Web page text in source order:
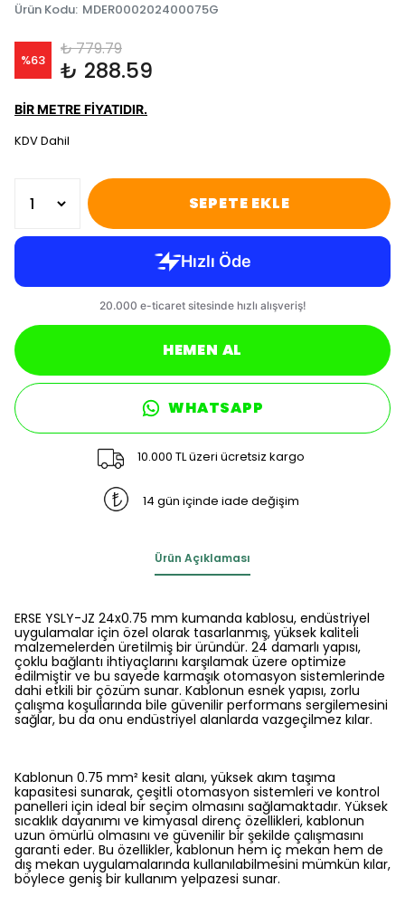
Ürün Kodu: MDER000202400075G
%63
₺ 779.79
₺ 288.59
BİR METRE FİYATIDIR.
KDV Dahil
SEPETE EKLE
HEMEN AL
WHATSAPP
10.000 TL üzeri ücretsiz kargo
14 gün içinde iade değişim
Ürün Açıklaması
ERSE YSLY-JZ 24x0.75 mm kumanda kablosu, endüstriyel
uygulamalar için özel olarak tasarlanmış, yüksek kaliteli
malzemelerden üretilmiş bir üründür. 24 damarlı yapısı,
çoklu bağlantı ihtiyaçlarını karşılamak üzere optimize
edilmiştir ve bu sayede karmaşık otomasyon sistemlerinde
dahi etkili bir çözüm sunar. Kablonun esnek yapısı, zorlu
çalışma koşullarında bile güvenilir performans sergilemesini
sağlar, bu da onu endüstriyel alanlarda vazgeçilmez kılar.
Kablonun 0.75 mm² kesit alanı, yüksek akım taşıma
kapasitesi sunarak, çeşitli otomasyon sistemleri ve kontrol
panelleri için ideal bir seçim olmasını sağlamaktadır. Yüksek
sıcaklık dayanımı ve kimyasal direnç özellikleri, kablonun
uzun ömürlü olmasını ve güvenilir bir şekilde çalışmasını
garanti eder. Bu özellikler, kablonun hem iç mekan hem de
dış mekan uygulamalarında kullanılabilmesini mümkün kılar,
böylece geniş bir kullanım yelpazesi sunar.